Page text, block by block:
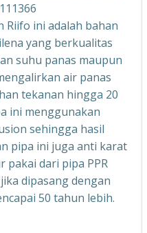
Riifo ini adalah bahan
yang berkualitas
suhu panas maupun
air panas
tekanan hingga 20
ini menggunakan
sehingga hasil
pipa ini juga anti karat
pakai dari pipa PPR
dipasang dengan
50 tahun lebih.